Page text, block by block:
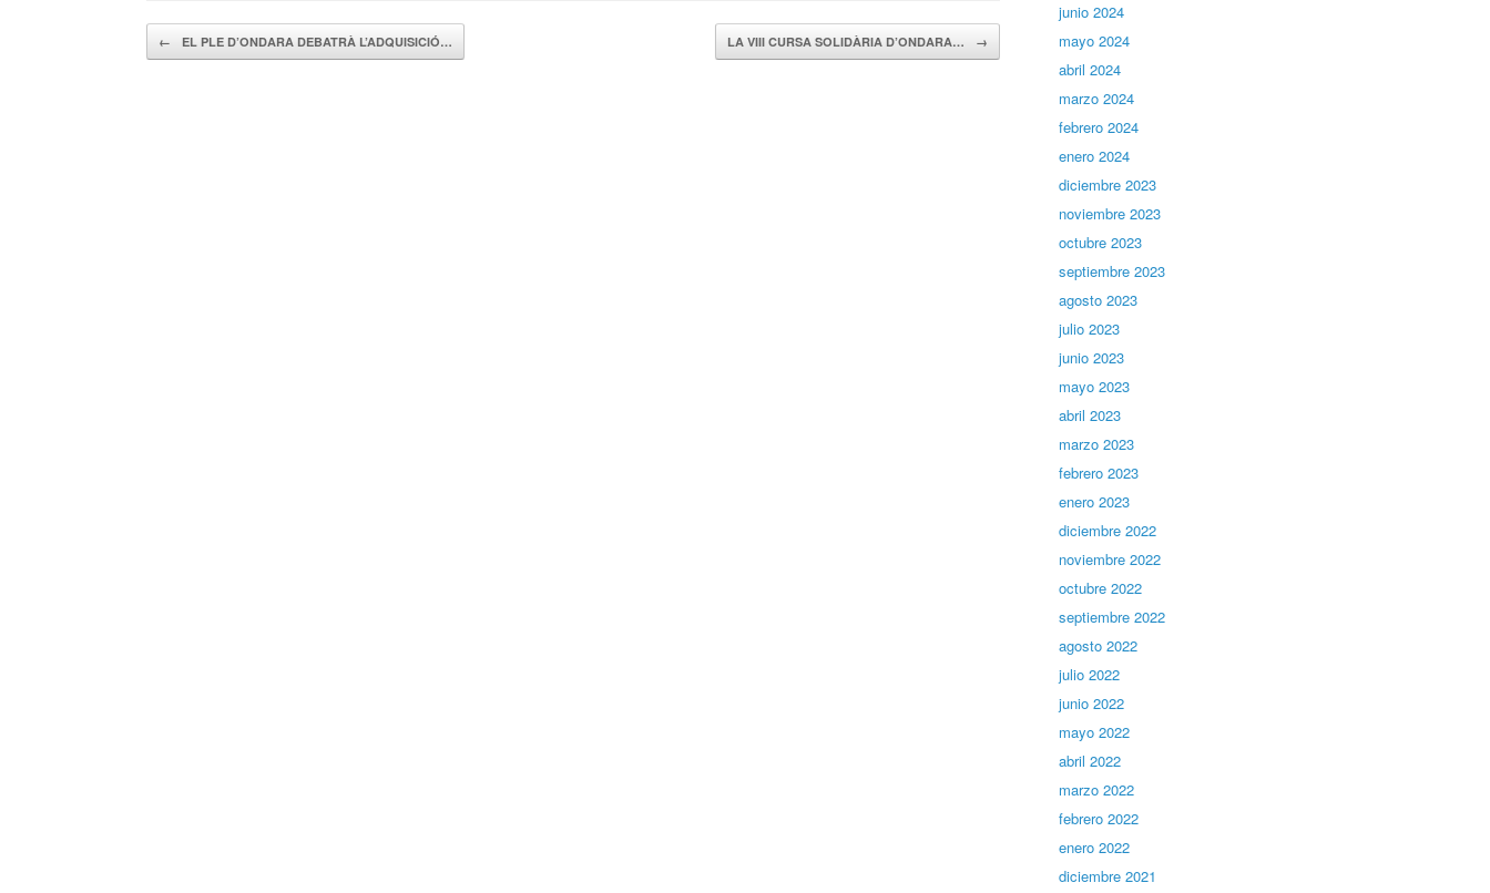
Navegador de artículos
← EL PLE D’ONDARA DEBATRÀ L’ADQUISICIÓ… LA VIII CURSA SOLIDÀRIA D’ONDARA… →
junio 2024
mayo 2024
abril 2024
marzo 2024
febrero 2024
enero 2024
diciembre 2023
noviembre 2023
octubre 2023
septiembre 2023
agosto 2023
julio 2023
junio 2023
mayo 2023
abril 2023
marzo 2023
febrero 2023
enero 2023
diciembre 2022
noviembre 2022
octubre 2022
septiembre 2022
agosto 2022
julio 2022
junio 2022
mayo 2022
abril 2022
marzo 2022
febrero 2022
enero 2022
diciembre 2021